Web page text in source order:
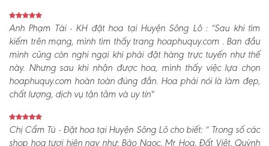
Anh Phạm Tài - KH đặt hoa tại Huyện Sông Lô :“Sau khi tìm
kiếm trên mạng, mình tìm thấy trang hoaphuquy.com . Ban đầu
mình cũng còn nghi ngại khi phải đặt hàng trực tuyến như thế
này. Nhưng sau khi nhận được hoa, mình thấy việc lựa chọn
hoaphuquy.com hoàn toàn đúng đắn. Hoa phải nói là làm đẹp,
chất lượng, dịch vụ tận tâm và uy tín"
Chị Cẩm Tú - Đặt hoa tại Huyện Sông Lô cho biết:“ Trong số các
shop hoa tươi hiện nay như: Bảo Ngọc, Mr Hoa, Đất Việt, Quỳnh